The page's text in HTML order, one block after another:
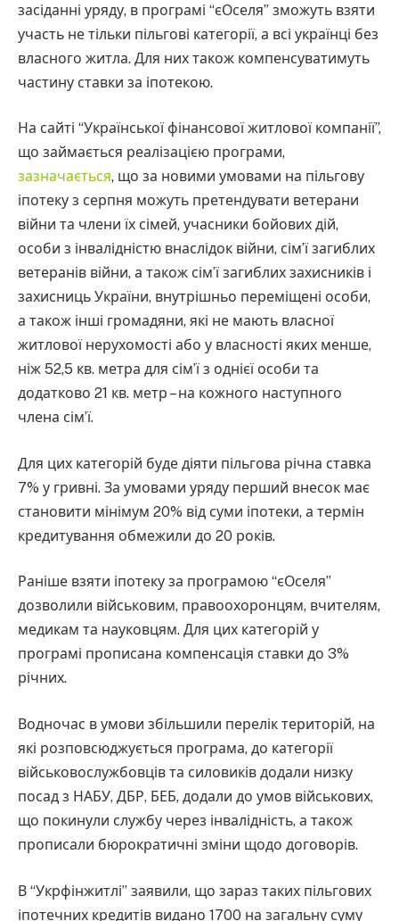
засіданні уряду, в програмі “єОселя” зможуть взяти
участь не тільки пільгові категорії, а всі українці без
власного житла. Для них також компенсуватимуть
частину ставки за іпотекою.
На сайті “Української фінансової житлової компанії”,
що займається реалізацією програми,
зазначається, що за новими умовами на пільгову
іпотеку з серпня можуть претендувати ветерани
війни та члени їх сімей, учасники бойових дій,
особи з інвалідністю внаслідок війни, сім’ї загиблих
ветеранів війни, а також сім’ї загиблих захисників і
захисниць України, внутрішньо переміщені особи,
а також інші громадяни, які не мають власної
житлової нерухомості або у власності яких менше,
ніж 52,5 кв. метра для сім’ї з однієї особи та
додатково 21 кв. метр – на кожного наступного
члена сім’ї.
Для цих категорій буде діяти пільгова річна ставка
7% у гривні. За умовами уряду перший внесок має
становити мінімум 20% від суми іпотеки, а термін
кредитування обмежили до 20 років.
Раніше взяти іпотеку за програмою “єОселя”
дозволили військовим, правоохоронцям, вчителям,
медикам та науковцям. Для цих категорій у
програмі прописана компенсація ставки до 3%
річних.
Водночас в умови збільшили перелік територій, на
які розповсюджується програма, до категорії
військовослужбовців та силовиків додали низку
посад з НАБУ, ДБР, БЕБ, додали до умов військових,
що покинули службу через інвалідність, а також
прописали бюрократичні зміни щодо договорів.
В “Укрфінжитлі” заявили, що зараз таких пільгових
іпотечних кредитів видано 1700 на загальну суму